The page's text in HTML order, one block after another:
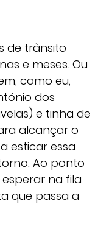
de trânsito
e meses. Ou
como eu,
dos
e tinha de
alcançar o
esticar essa
Ao ponto
na fila
que passa a